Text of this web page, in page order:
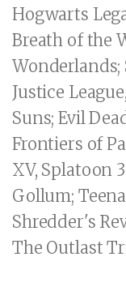
Hogwarts
Breath of the
Wonderlands;
Justice
Suns; Evil
Frontiers of
XV, Splatoon
Gollum;
Shredder's
The Outlast